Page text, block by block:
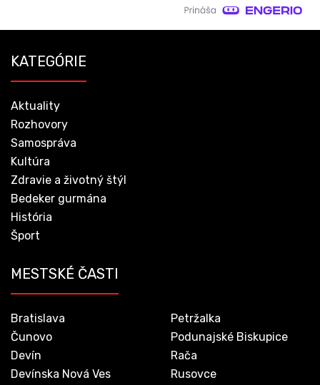
KATEGÓRIE
Aktuality
Rozhovory
Samospráva
Kultúra
Zdravie a životný štýl
Bedeker gurmána
História
Šport
MESTSKÉ ČASTI
Bratislava
Čunovo
Devín
Devínska Nová Ves
Petržalka
Podunajské Biskupice
Rača
Rusovce